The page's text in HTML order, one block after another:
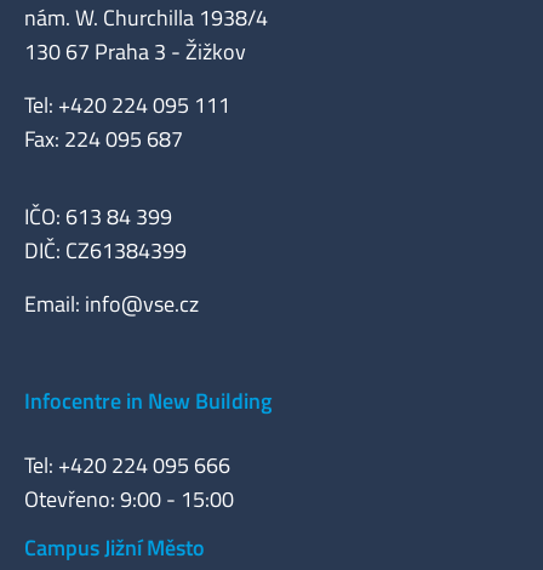
nám. W. Churchilla 1938/4
130 67 Praha 3 - Žižkov
Tel: +420 224 095 111
Fax: 224 095 687
IČO: 613 84 399
DIČ: CZ61384399
Email: info@vse.cz
Infocentre in New Building
Tel: +420 224 095 666
Otevřeno: 9:00 - 15:00
Campus Jižní Město